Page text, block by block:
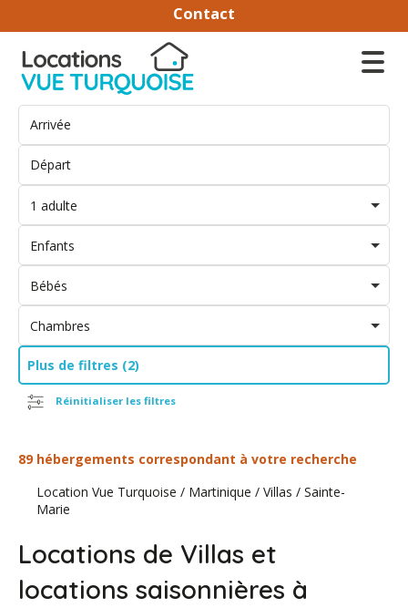
Contact
1 adulte
Enfants
Bébés
Chambres
Plus de filtres (2)
Réinitialiser les filtres
89 hébergements correspondant à votre recherche
Location Vue Turquoise / Martinique / Villas / Sainte-
Marie
Locations de Villas et
locations saisonnières à